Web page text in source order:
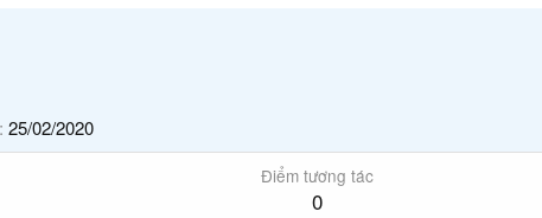
25/02/2020
Điểm tương tác
0